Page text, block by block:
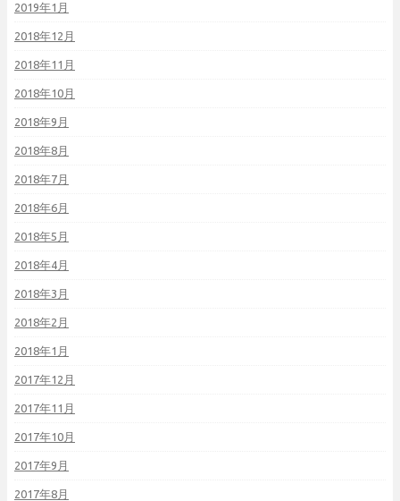
2019年1月
2018年12月
2018年11月
2018年10月
2018年9月
2018年8月
2018年7月
2018年6月
2018年5月
2018年4月
2018年3月
2018年2月
2018年1月
2017年12月
2017年11月
2017年10月
2017年9月
2017年8月